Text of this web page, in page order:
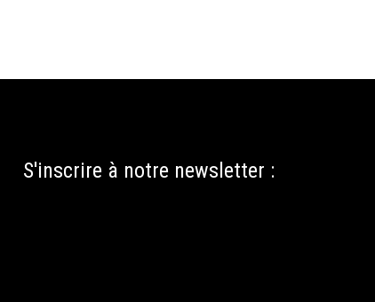
S'inscrire à notre newsletter :